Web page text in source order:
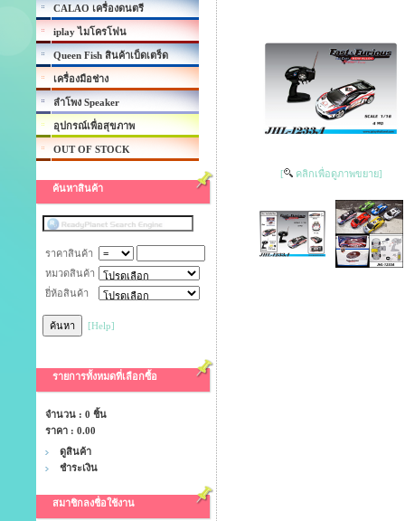
CALAO เครื่องดนตรี
iplay ไมโครโฟน
Queen Fish สินค้าเบ็ดเตร็ด
เครื่องมือช่าง
ลำโพง Speaker
อุปกรณ์เพื่อสุขภาพ
OUT OF STOCK
ค้นหาสินค้า
ราคาสินค้า
หมวดสินค้า
ยี่ห้อสินค้า
[Help]
รายการทั้งหมดที่เลือกซื้อ
จำนวน : 0 ชิ้น
ราคา : 0.00
ดูสินค้า
ชำระเงิน
สมาชิกลงชื่อใช้งาน
[ คลิกเพื่อดูภาพขยาย]